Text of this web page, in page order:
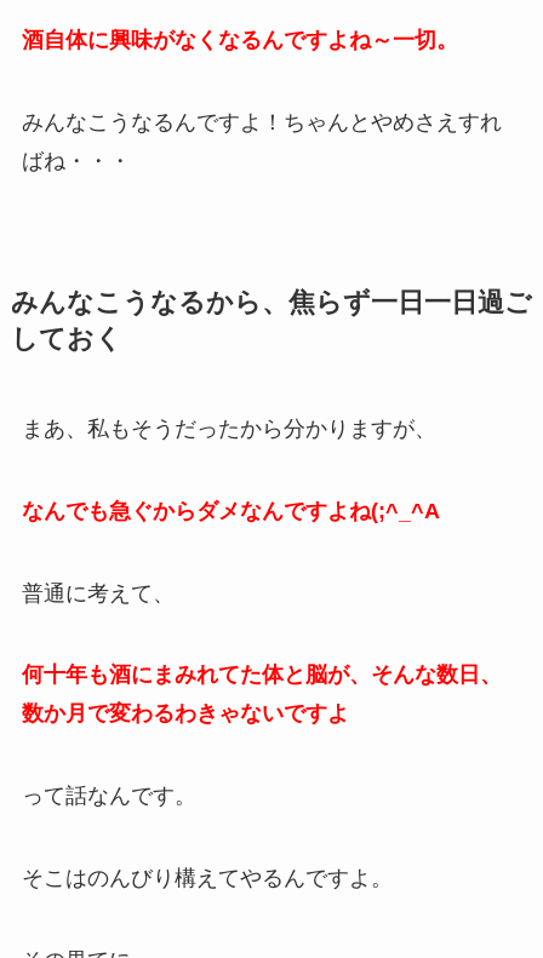
酒自体に興味がなくなるんですよね～一切。
みんなこうなるんですよ！ちゃんとやめさえすれ
ばね・・・
みんなこうなるから、焦らず一日一日過ご
しておく
まあ、私もそうだったから分かりますが、
なんでも急ぐからダメなんですよね(;^_^A
普通に考えて、
何十年も酒にまみれてた体と脳が、そんな数日、
数か月で変わるわきゃないですよ
って話なんです。
そこはのんびり構えてやるんですよ。